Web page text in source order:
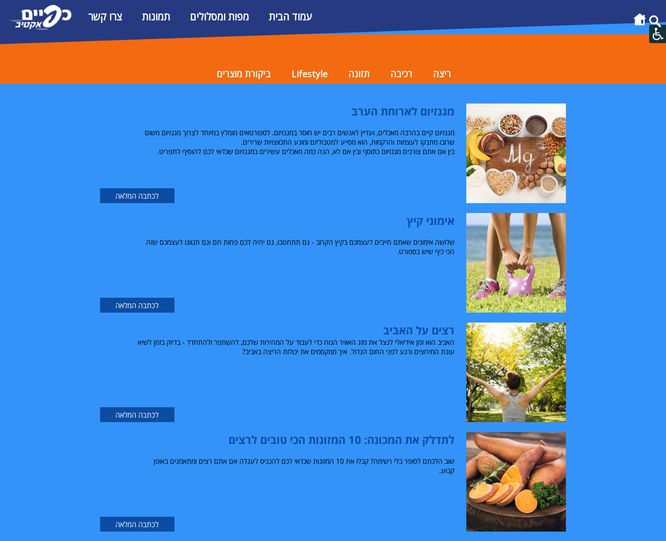
עמוד הבית מפות ומסלולים תמונות צרו קשר
ריצה רכיבה תזונה Lifestyle ביקורת מוצרים
מגנזיום לארוחת הערב
מגנזיום קיים בהרבה מאכלים, ועדיין לאנשים רבים יש חוסר במגנזיום. לספורטאים מומלץ במיוחד לצרוך מגנזיום משום
שרובו מתנקז לעצמות והרקמות, הוא מסייע למטבוליזם ומונע התכווצויות שרירים.
בין אם אתם צורכים מגנזיום כתוסף ובין אם לא, הנה כמה מאכלים עשירים במגנזיום שכדאי לכם להוסיף לתפריט.
לכתבה המלאה
אימוני קיץ
שלושה אימונים שאתם חייבים לעצמכם בקיץ הקרוב - גם תתחטבו, גם יהיה לכם פחות חם וגם תגוונו לעצמכם שזה
הכי כיף שיש בספורט.
לכתבה המלאה
רצים על האביב
האביב הוא זמן אידיאלי לנצל את מזג האוויר הנוח כדי לעבוד על המהירות שלכם, להשתפר ולהתחדד - בדיוק בזמן לשיא
עונת המירוצים ורגע לפני החום הגדול. איך ממקסמים את יכולות הריצה באביב?
לכתבה המלאה
לתדלק את המכונה: 10 המזונות הכי טובים לרצים
שוב הלכתם לסופר בלי רשימה? קבלו את 10 המזונות שכדאי לכם להכניס לעגלה אם אתם רצים ומתאמנים באופן
קבוע.
לכתבה המלאה